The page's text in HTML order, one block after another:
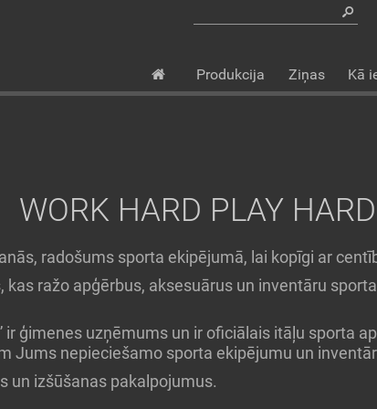
Produkcija Ziņas Kā
WORK HARD PLAY
radošums sporta ekipējumā, lai kopīgi ar
kas ražo apģērbus, aksesuārus un inventāru
ģimenes uzņēmums un ir oficiālais itāļu sporta
Jums nepieciešamo sporta ekipējumu un
un izšūšanas pakalpojumus.